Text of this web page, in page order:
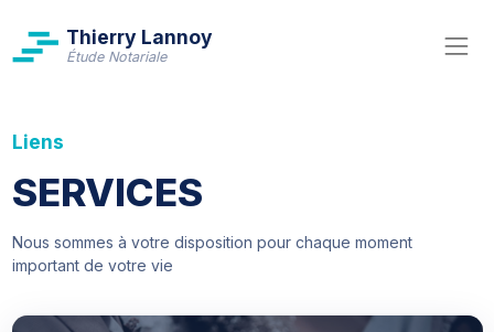
Thierry Lannoy
Étude Notariale
Liens
SERVICES
Nous sommes à votre disposition pour chaque moment
important de votre vie